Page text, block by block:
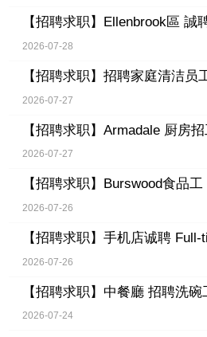
【招聘求职】 Ellenbrook區 誠
2026-07-28
【招聘求职】 招聘家庭清洁员
2026-07-27
【招聘求职】 Armadale 厨房招
2026-07-27
【招聘求职】 Burswood食品工
2026-07-26
【招聘求职】 手机店诚聘 Full-
2026-07-26
【招聘求职】 中餐廳 招聘洗碗
2026-07-24